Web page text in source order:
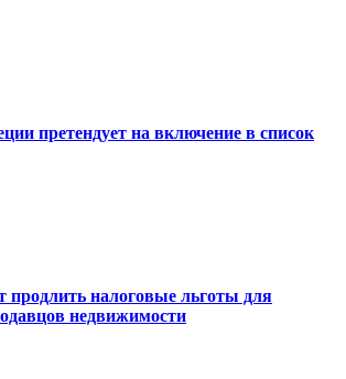
претендует на включение в список
продлить налоговые льготы для
недвижимости